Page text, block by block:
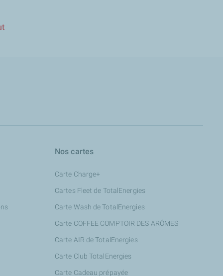
Nos cartes
Carte Charge+
Cartes Fleet de TotalEnergies
Carte Wash de TotalEnergies
Carte COFFEE COMPTOIR DES ARÔMES
Carte AIR de TotalEnergies
Carte Club TotalEnergies
Carte Cadeau prépayée